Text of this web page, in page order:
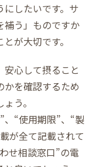
したいです。サ
補う」ものですか
が大切です。
心して摂ること
を確認するため
う。
、“使用期限”、“製
が全て記載されて
せ相談窓口”の電